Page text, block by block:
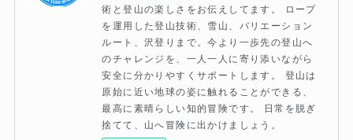
術と登山の楽しさをお伝えしてます。 ロープ
を運用した登山技術、雪山、バリエーション
ルート、沢登りまで。今より一歩先の登山へ
のチャレンジを、一人一人に寄り添いながら
安全に分かりやすくサポートします。 登山は
原始に近い地球の姿に触れることができる、
最高に素晴らしい知的冒険です。 日常を脱ぎ
捨てて、山へ冒険に出かけましょう。